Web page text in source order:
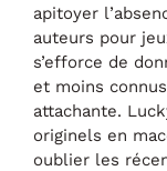
apitoyer
auteurs pour
s’efforce de
et moins
attachante.
originels en
oublier les